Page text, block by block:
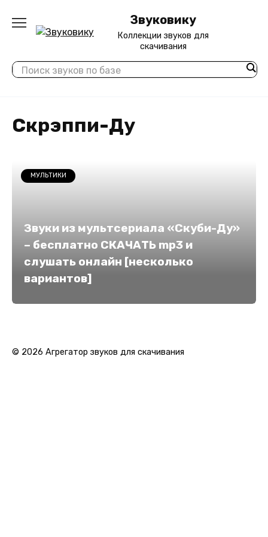
содержанию
Звуковику
Коллекции звуков для
скачивания
Скрэппи-Ду
МУЛЬТИКИ
Звуки из мультсериала «Скуби-Ду»
– бесплатно СКАЧАТЬ mp3 и
слушать онлайн [несколько
вариантов]
© 2026 Агрегатор звуков для скачивания